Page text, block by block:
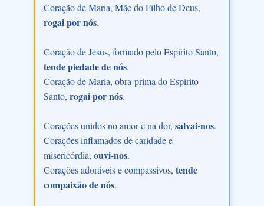
Coração de Maria, Mãe do Filho de Deus,
rogai por nós.
Coração de Jesus, formado pelo Espírito Santo,
tende piedade de nós.
Coração de Maria, obra-prima do Espírito
Santo, rogai por nós.
Corações unidos no amor e na dor, salvai-nos.
Corações inflamados de caridade e
misericórdia, ouvi-nos.
Corações adoráveis e compassivos, tende
compaixão de nós.